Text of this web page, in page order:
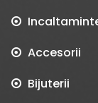
Accesorii
Bijuterii